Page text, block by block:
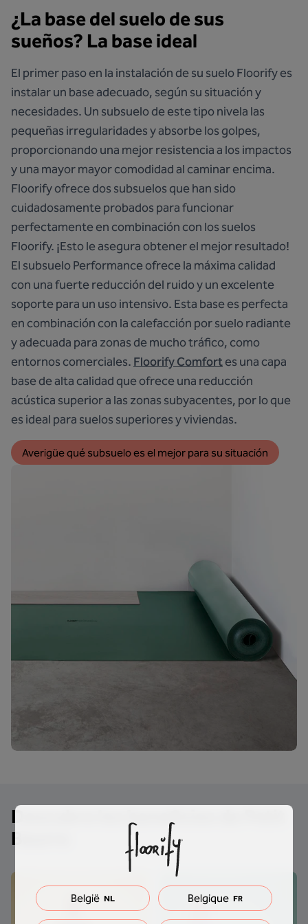
¿La base del suelo de sus
sueños? La base ideal
El primer paso en la instalación de su suelo Floorify es
instalar un base adecuado, según su situación y
necesidades. Un subsuelo de este tipo nivela las
pequeñas irregularidades y absorbe los golpes,
proporcionando una mejor resistencia a los impactos
y una mayor mayor comodidad al caminar encima.
Floorify ofrece dos subsuelos que han sido
cuidadosamente probados para funcionar
perfectamente en combinación con los suelos
Floorify. ¡Esto le asegura obtener el mejor resultado!
El subsuelo Performanceofrece la máxima calidad
con una fuerte reducción del ruido y un excelente
soporte para un uso intensivo. Esta base es perfecta
en combinación con la calefacción por suelo radiante
y adecuada para zonas de mucho tráfico, como
entornos comerciales. Floorify Comfortes una capa
base de alta calidad que ofrece una reducción
acústica superior a las zonas subyacentes, por lo que
es ideal para suelos superiores y viviendas.
Averigüe qué subsuelo es el mejor para su situación
Descubra los beneficios de Petit
Beurre
België NL Belgique FR